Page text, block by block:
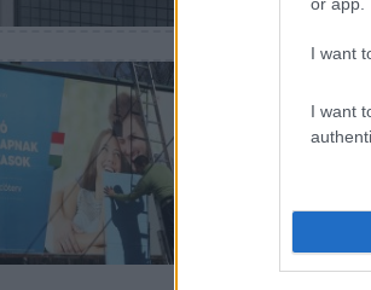
I want
I want
hiányát később
A falusi CSOK